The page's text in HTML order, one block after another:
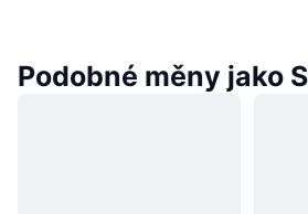
Podobné měny jako